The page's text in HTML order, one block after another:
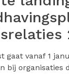
gaat vanaf 1
bij organisaties